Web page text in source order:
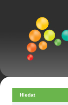
Hledat